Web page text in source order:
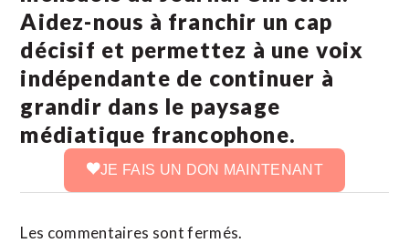
Aidez-nous à franchir un cap
décisif et permettez à une voix
indépendante de continuer à
grandir dans le paysage
médiatique francophone.
JE FAIS UN DON MAINTENANT
Les commentaires sont fermés.